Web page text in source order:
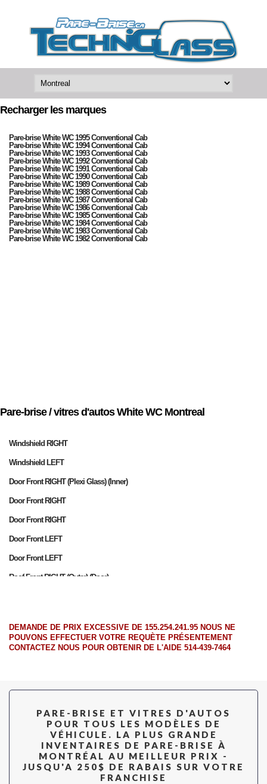
Recharger les marques
Pare-brise White WC 1995 Conventional Cab
Pare-brise White WC 1994 Conventional Cab
Pare-brise White WC 1993 Conventional Cab
Pare-brise White WC 1992 Conventional Cab
Pare-brise White WC 1991 Conventional Cab
Pare-brise White WC 1990 Conventional Cab
Pare-brise White WC 1989 Conventional Cab
Pare-brise White WC 1988 Conventional Cab
Pare-brise White WC 1987 Conventional Cab
Pare-brise White WC 1986 Conventional Cab
Pare-brise White WC 1985 Conventional Cab
Pare-brise White WC 1984 Conventional Cab
Pare-brise White WC 1983 Conventional Cab
Pare-brise White WC 1982 Conventional Cab
Pare-brise / vitres d'autos White WC Montreal
Windshield RIGHT
Windshield LEFT
Door Front RIGHT (Plexi Glass) (Inner)
Door Front RIGHT
Door Front RIGHT
Door Front LEFT
Door Front LEFT
Roof Front RIGHT (Outer) (Door)
Vent Front LEFT
Vent Front LEFT
DEMANDE DE PRIX EXCESSIVE DE 155.254.241.95 NOUS NE
POUVONS EFFECTUER VOTRE REQUÈTE PRÉSENTEMENT
CONTACTEZ NOUS POUR OBTENIR DE L'AIDE 514-439-7464
PARE-BRISE ET VITRES D'AUTOS
POUR TOUS LES MODÈLES DE
VÉHICULE. LA PLUS GRANDE
INVENTAIRES DE PARE-BRISE À
MONTRÉAL AU MEILLEUR PRIX -
JUSQU'A 250$ DE RABAIS SUR VOTRE
FRANCHISE